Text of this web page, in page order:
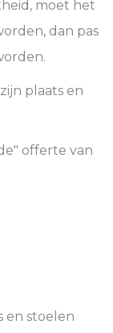
moet het
dan pas
plaats en
offerte van
en stoelen